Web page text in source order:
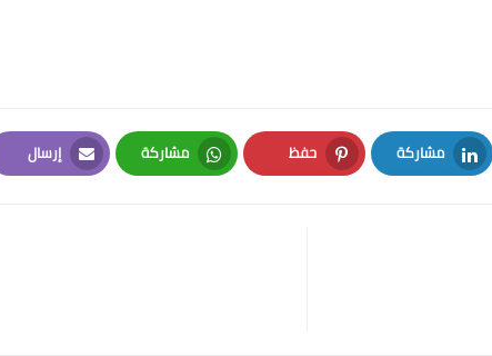
مشاركة
LinkedIn
حفظ
Pinterest
مشاركة
Whatsapp
إرسال
Email